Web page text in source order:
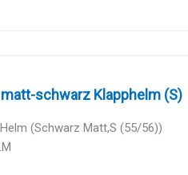
schwarz Klapphelm (S)
(Schwarz Matt,S (55/56))